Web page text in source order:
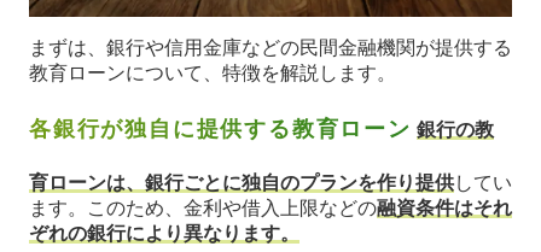
まずは、銀行や信用金庫などの民間金融機関が提供する
教育ローンについて、特徴を解説します。
各銀行が独自に提供する教育ローン 銀行の教
育ローンは、銀行ごとに独自のプランを作り提供してい
ます。このため、金利や借入上限などの融資条件はそれ
ぞれの銀行により異なります。